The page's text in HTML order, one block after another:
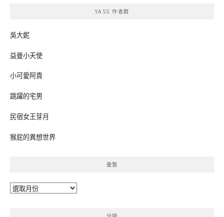
YASS 作者群
吳大妮
益曼小天使
小可愛阿貴
跳躍的宅男
民宿女王芽月
猴屁的異想世界
彙整
彙